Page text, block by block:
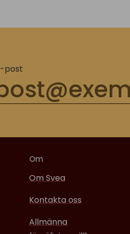
post
Om
Om Svea
Kontakta oss
Allmänna